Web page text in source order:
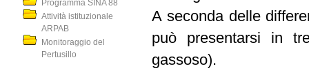
Programma SINA 88
Attività istituzionale
ARPAB
Monitoraggio del
Pertusillo
A seconda delle
può presentarsi in
gassoso).